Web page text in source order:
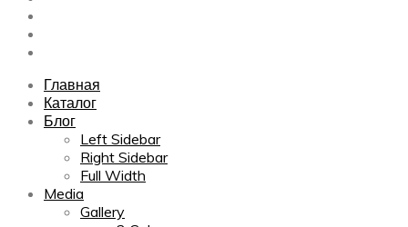
Главная
Каталог
Блог
Left Sidebar
Right Sidebar
Full Width
Media
Gallery